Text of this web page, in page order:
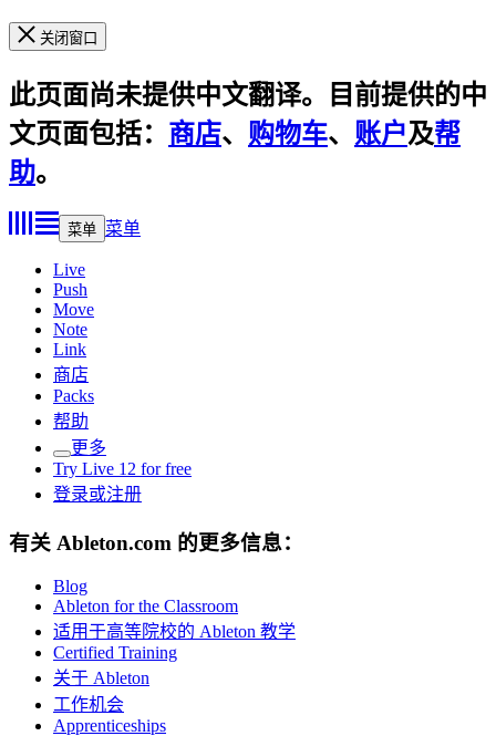
关闭窗口
此页面尚未提供中文翻译。目前提供的中
文页面包括： 商店、 购物车、 账户及帮
助。
菜单 菜单
Live
Push
Move
Note
Link
商店
Packs
帮助
更多
Try Live 12 for free
登录或注册
有关 Ableton.com 的更多信息：
Blog
Ableton for the Classroom
适用于高等院校的 Ableton 教学
Certified Training
关于 Ableton
工作机会
Apprenticeships